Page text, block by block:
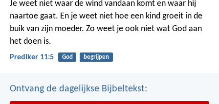
Je weet niet waar de wind vandaan komt en waar hij
naartoe gaat. En je weet niet hoe een kind groeit in de
buik van zijn moeder. Zo weet je ook niet wat God aan
het doen is.
Prediker 11:5 God begrijpen
Ontvang de dagelijkse Bijbeltekst: